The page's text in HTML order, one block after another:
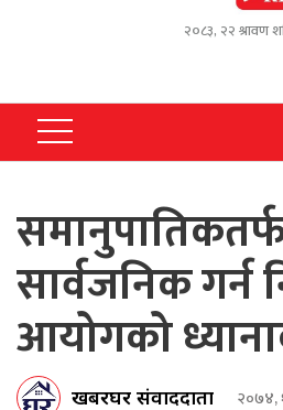
२०८३, २२ श्रावण
सार्वजनिक गर्न
आयोगको
खबरघर संवाददाता २०७४,